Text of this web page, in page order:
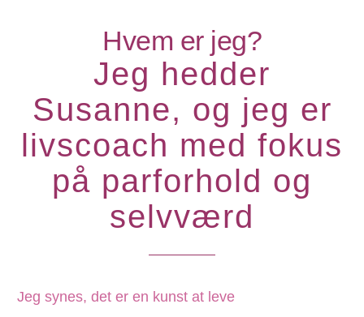
Hvem er jeg?
Jeg hedder
Susanne, og jeg er
livscoach med fokus
på parforhold og
selvværd
Jeg synes, det er en kunst at leve